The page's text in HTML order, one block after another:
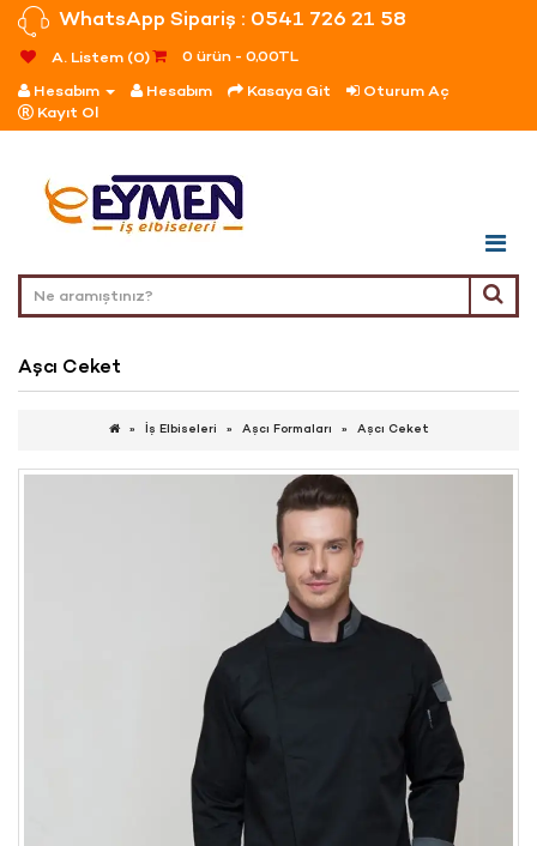
WhatsApp Sipariş : 0541 726 21 58
A. Listem (0)
0 ürün - 0,00TL
Hesabım
Hesabım Kasaya Git
Oturum Aç
Kayıt Ol
Aşcı Ceket
İş Elbiseleri Aşcı Formaları Aşcı Ceket